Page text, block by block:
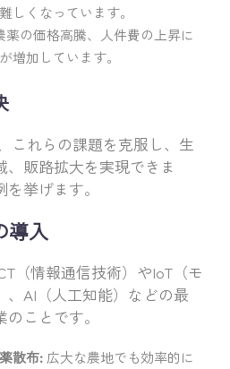
しくなっています。
薬の価格高騰、人件費の上昇に
増加しています。
これらの課題を克服し、生
販路拡大を実現できま
挙げます。
導入
（情報通信技術）やIoT（モ
、AI（人工知能）などの最
ことです。
散布: 広大な農地でも効率的に